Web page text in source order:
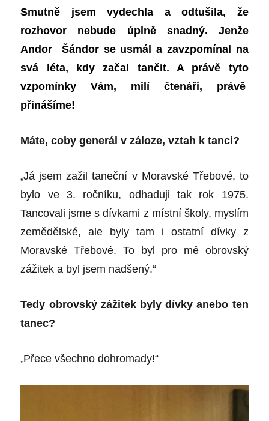
Smutně jsem vydechla a odtušila, že
rozhovor nebude úplně snadný. Jenže
Andor Šándor se usmál a zavzpomínal na
svá léta, kdy začal tančit. A právě tyto
vzpomínky Vám, milí čtenáři, právě
přinášíme!
Máte, coby generál v záloze, vztah k tanci?
„Já jsem zažil taneční v Moravské Třebové, to
bylo ve 3. ročníku, odhaduji tak rok 1975.
Tancovali jsme s dívkami z místní školy, myslím
zemědělské, ale byly tam i ostatní dívky z
Moravské Třebové. To byl pro mě obrovský
zážitek a byl jsem nadšený.“
Tedy obrovský zážitek byly dívky anebo ten
tanec?
„Přece všechno dohromady!“